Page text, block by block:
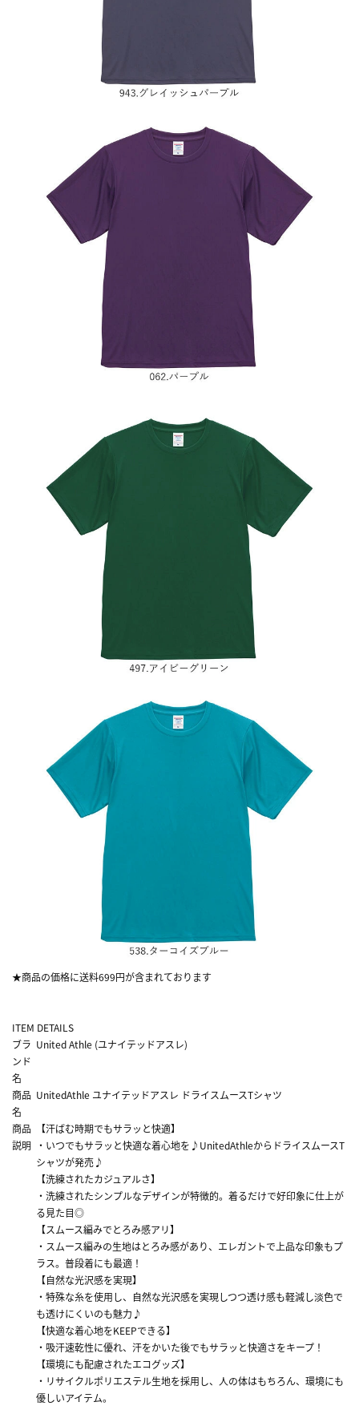
★商品の価格に送料699円が含まれております
ITEM DETAILS
ブラ
ンド
名
United Athle (ユナイテッドアスレ)
商品
名
UnitedAthle ユナイテッドアスレ ドライスムースTシャツ
商品
説明
【汗ばむ時期でもサラッと快適】
・いつでもサラッと快適な着心地を♪UnitedAthleからドライスムースT
シャツが発売♪
【洗練されたカジュアルさ】
・洗練されたシンプルなデザインが特徴的。着るだけで好印象に仕上が
る見た目◎
【スムース編みでとろみ感アリ】
・スムース編みの生地はとろみ感があり、エレガントで上品な印象もプ
ラス。普段着にも最適！
【自然な光沢感を実現】
・特殊な糸を使用し、自然な光沢感を実現しつつ透け感も軽減し淡色で
も透けにくいのも魅力♪
【快適な着心地をKEEPできる】
・吸汗速乾性に優れ、汗をかいた後でもサラッと快適さをキープ！
【環境にも配慮されたエコグッズ】
・リサイクルポリエステル生地を採用し、人の体はもちろん、環境にも
優しいアイテム。